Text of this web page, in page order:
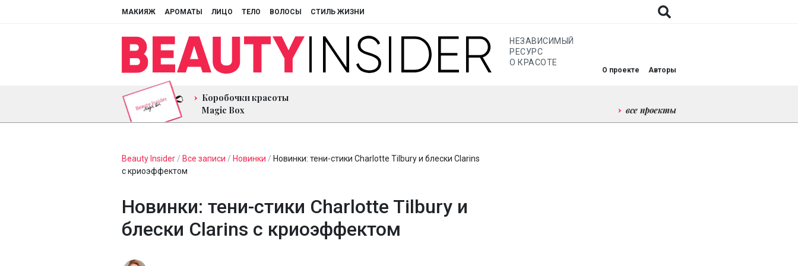
МАКИЯЖ АРОМАТЫ ЛИЦО ТЕЛО ВОЛОСЫ СТИЛЬ ЖИЗНИ
НЕЗАВИСИМЫЙ
РЕСУРС
О КРАСОТЕ
О проекте Авторы
Коробочки красоты
Magic Box
все проекты
Beauty Insider / Все записи / Новинки / Новинки: тени-стики Charlotte Tilbury и блески Clarins
c криоэффектом
Новинки: тени-стики Charlotte Tilbury и
блески Clarins c криоэффектом